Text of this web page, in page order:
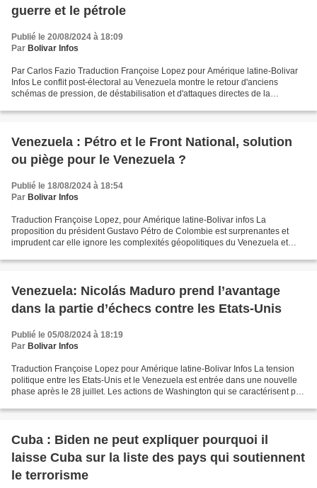
guerre et le pétrole
Publié le 20/08/2024 à 18:09
Par Bolivar Infos
Par Carlos Fazio Traduction Françoise Lopez pour Amérique latine-Bolivar
Infos Le conflit post-électoral au Venezuela montre le retour d'anciens
schémas de pression, de déstabilisation et d'attaques directes de la
Venezuela : Pétro et le Front National, solution
ou piège pour le Venezuela ?
Publié le 18/08/2024 à 18:54
Par Bolivar Infos
Traduction Françoise Lopez, pour Amérique latine-Bolivar infos La
proposition du président Gustavo Pétro de Colombie est surprenantes et
imprudent car elle ignore les complexités géopolitiques du Venezuela et
Venezuela: Nicolás Maduro prend l’avantage
dans la partie d’échecs contre les Etats-Unis
Publié le 05/08/2024 à 18:19
Par Bolivar Infos
Traduction Françoise Lopez pour Amérique latine-Bolivar Infos La tension
politique entre les Etats-Unis et le Venezuela est entrée dans une nouvelle
phase après le 28 juillet. Les actions de Washington qui se caractérisent par
Cuba : Biden ne peut expliquer pourquoi il
laisse Cuba sur la liste des pays qui soutiennent
le terrorisme